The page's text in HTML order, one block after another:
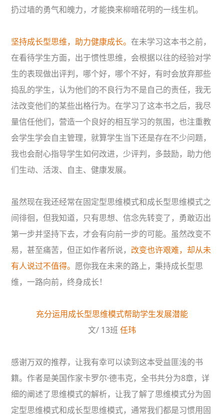
扔过墙的勇气和魄力，才能换来柳暗花明的一线生机。
坚持成长型思维，助力健康成长。在未学习这本书之前，
在看待学生方面，出于惯性思维，会根据以往的经验对学
生的表现做出评判，哪个好，哪个不好，有时会放弃那些
捣乱的学生，认为他们的不良行为不是自己的责任，我无
法改变他们的某些出格行为。在学习了这本书之后，我尽
量信任他们，营造一个良好的相互学习的氛围，也注重教
会学生学会自主管理，就算学生当下还是存在不少问题，
我也会耐心指导学生如何改进，少评判，多鼓励，助力他
们生动、活泼、自主、健康发展。
虽然现在我还经常在固定型思维模式和成长型思维模式之
间徘徊，但我知道，只有思想、信念先转变了，勇敢迈出
第一步并坚持下去，才会有向前一步的可能。虽然改变不
易，甚至痛苦，但正如作者所说， 改变也许艰难，却从未
有人说过不值得。 愿你我在未来的路上，秉持成长型思
维，一路向前，终身成长！
充分运用成长型思维模式帮助学生发展潜能
文/ 13班 任玮
感谢万双的推荐，让我有幸可以读到这本受益匪浅的书
籍。作者是美国作家卡罗尔·德韦克，全书共分为8章，详
细的阐述了思维模式的解析，让我了解了思维模式分为固
定型思维模式和成长型思维模式，通常我们都是习惯用固